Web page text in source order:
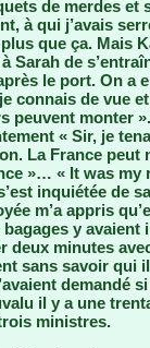
de merdes et
à qui j’avais
que ça. Mais
Sarah de
le port. On a
connais de vue
peuvent monter
« Sir, je
La France peut
»… « It was my
inquiétée de
m’a appris
bagages y
deux minutes
sans savoir qui
demandé
il y a une
ministres.